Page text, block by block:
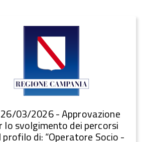
26/03/2026 - Approvazione
lo svolgimento dei percorsi
di: “Operatore Socio -